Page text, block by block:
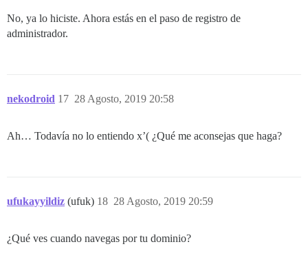
No, ya lo hiciste. Ahora estás en el paso de registro de
administrador.
nekodroid 28 Agosto, 2019 20:58
17
Ah… Todavía no lo entiendo x’( ¿Qué me aconsejas que haga?
ufukayyildiz (ufuk) 28 Agosto, 2019 20:59
18
¿Qué ves cuando navegas por tu dominio?